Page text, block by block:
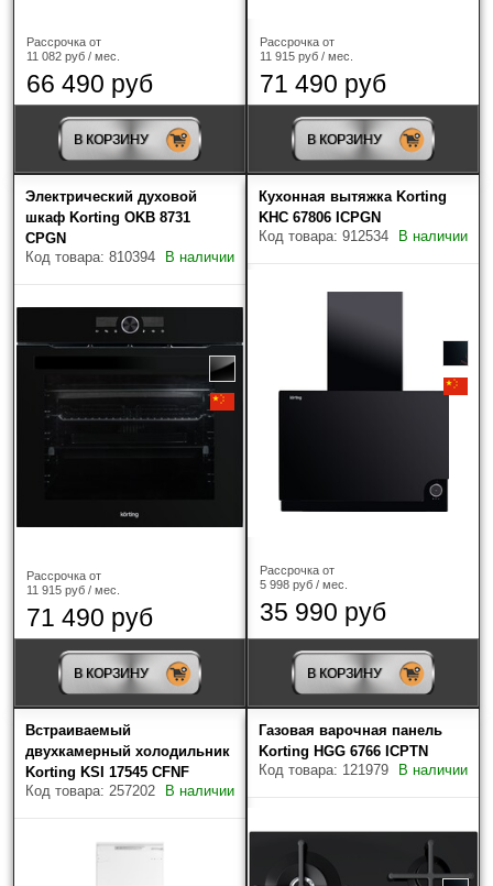
Рассрочка от
11 082 руб / мес.
66 490 руб
В КОРЗИНУ
Рассрочка от
11 915 руб / мес.
71 490 руб
В КОРЗИНУ
Электрический духовой
шкаф Korting OKB 8731
CPGN
Код товара: 810394
В наличии
Рассрочка от
11 915 руб / мес.
71 490 руб
В КОРЗИНУ
Кухонная вытяжка Korting
KHC 67806 ICPGN
Код товара: 912534
В наличии
Рассрочка от
5 998 руб / мес.
35 990 руб
В КОРЗИНУ
Встраиваемый
двухкамерный холодильник
Korting KSI 17545 CFNF
Код товара: 257202
В наличии
Газовая варочная панель
Korting HGG 6766 ICPTN
Код товара: 121979
В наличии